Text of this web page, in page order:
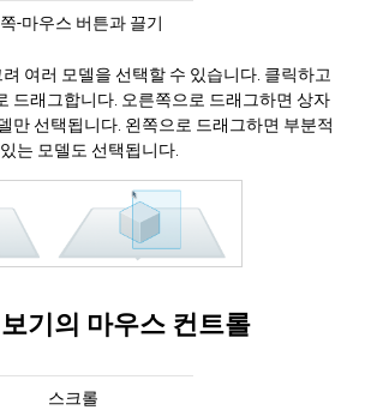
-마우스 버튼과 끌기
여러 모델을 선택할 수 있습니다. 클릭하고
드래그합니다. 오른쪽으로 드래그하면 상자
만 선택됩니다. 왼쪽으로 드래그하면 부분적
는 모델도 선택됩니다.
기의 마우스 컨트롤
스크롤